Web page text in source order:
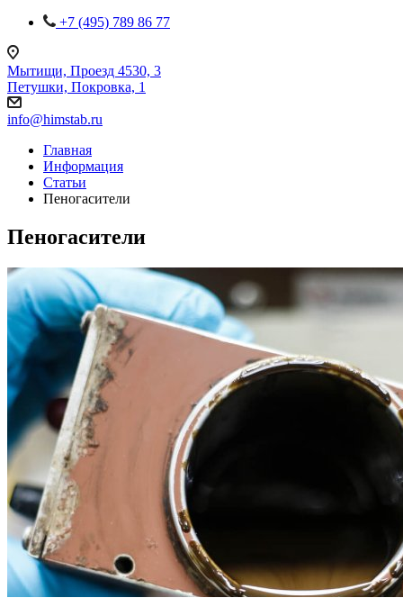
+7 (495) 789 86 77
Мытищи, Проезд 4530, 3
Петушки, Покровка, 1
info@himstab.ru
Главная
Информация
Статьи
Пеногасители
Пеногасители